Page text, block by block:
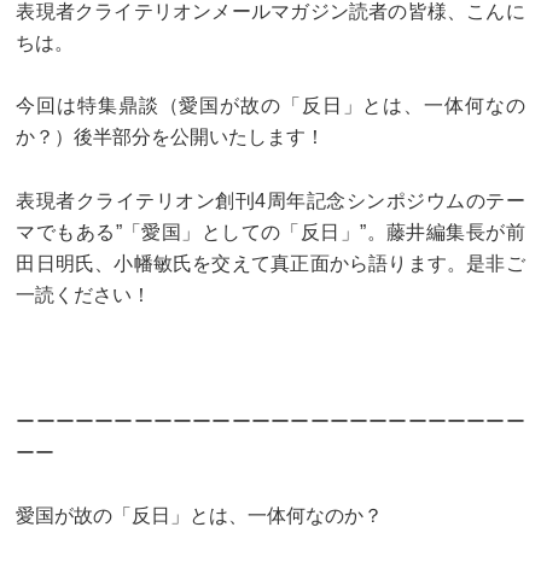
表現者クライテリオンメールマガジン読者の皆様、こんに
ちは。
今回は特集鼎談（愛国が故の「反日」とは、一体何なの
か？）後半部分を公開いたします！
表現者クライテリオン創刊4周年記念シンポジウムのテー
マでもある”「愛国」としての「反日」”。藤井編集長が前
田日明氏、小幡敏氏を交えて真正面から語ります。是非ご
一読ください！
ーーーーーーーーーーーーーーーーーーーーーーーーーー
ーー
愛国が故の「反日」とは、一体何なのか？